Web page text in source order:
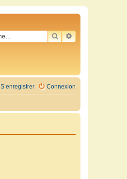
RECHERCHER
RECHERCHE
Connexion
S’enregistrer